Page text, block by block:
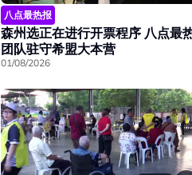
八点最热报
森州选正在进行开票程序 八点最
团队驻守希盟大本营
01/08/2026